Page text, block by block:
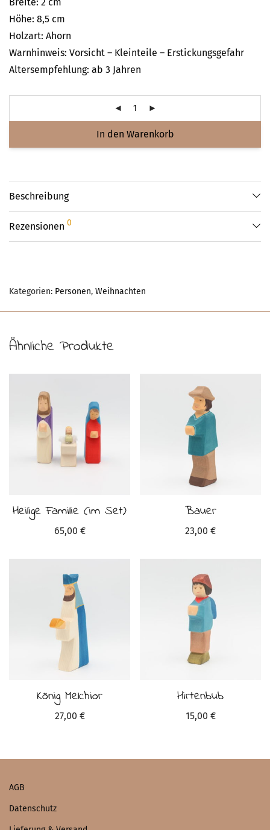
Höhe: 8,5 cm
Holzart: Ahorn
Warnhinweis: Vorsicht – Kleinteile – Erstickungsgefahr
Altersempfehlung: ab 3 Jahren
In den Warenkorb
Beschreibung
Rezensionen 0
Kategorien: Personen, Weihnachten
Ähnliche Produkte
Heilige Familie (im Set)
65,00 €
Bauer
23,00 €
König Melchior
27,00 €
Hirtenbub
15,00 €
AGB
Datenschutz